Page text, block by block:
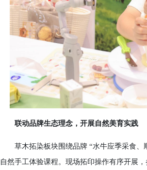
联动品牌生态理念，开展自然美育实践
草木拓染板块围绕品牌 “水牛应季采食、
自然手工体验课程。现场拓印操作有序开展